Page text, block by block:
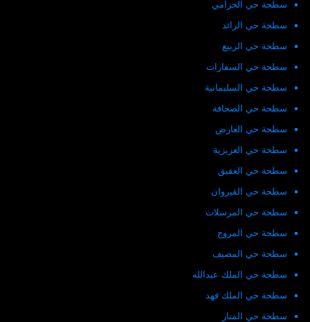
سطحة حي الخزامي
سطحة حي الرائد
سطحة حي الربيع
سطحة حي السفارات
سطحة حي السليمانية
سطحة حي الصحافة
سطحة حي العارض
سطحة حي العزيزية
سطحة حي العقيق
سطحة حي القيروان
سطحة حي المرسلات
سطحة حي المروج
سطحة حي المصيف
سطحة حي الملك عبدالله
سطحة حي الملك فهد
سطحة حي المنار